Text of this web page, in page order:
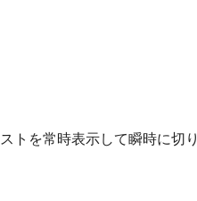
トを常時表示して瞬時に切り